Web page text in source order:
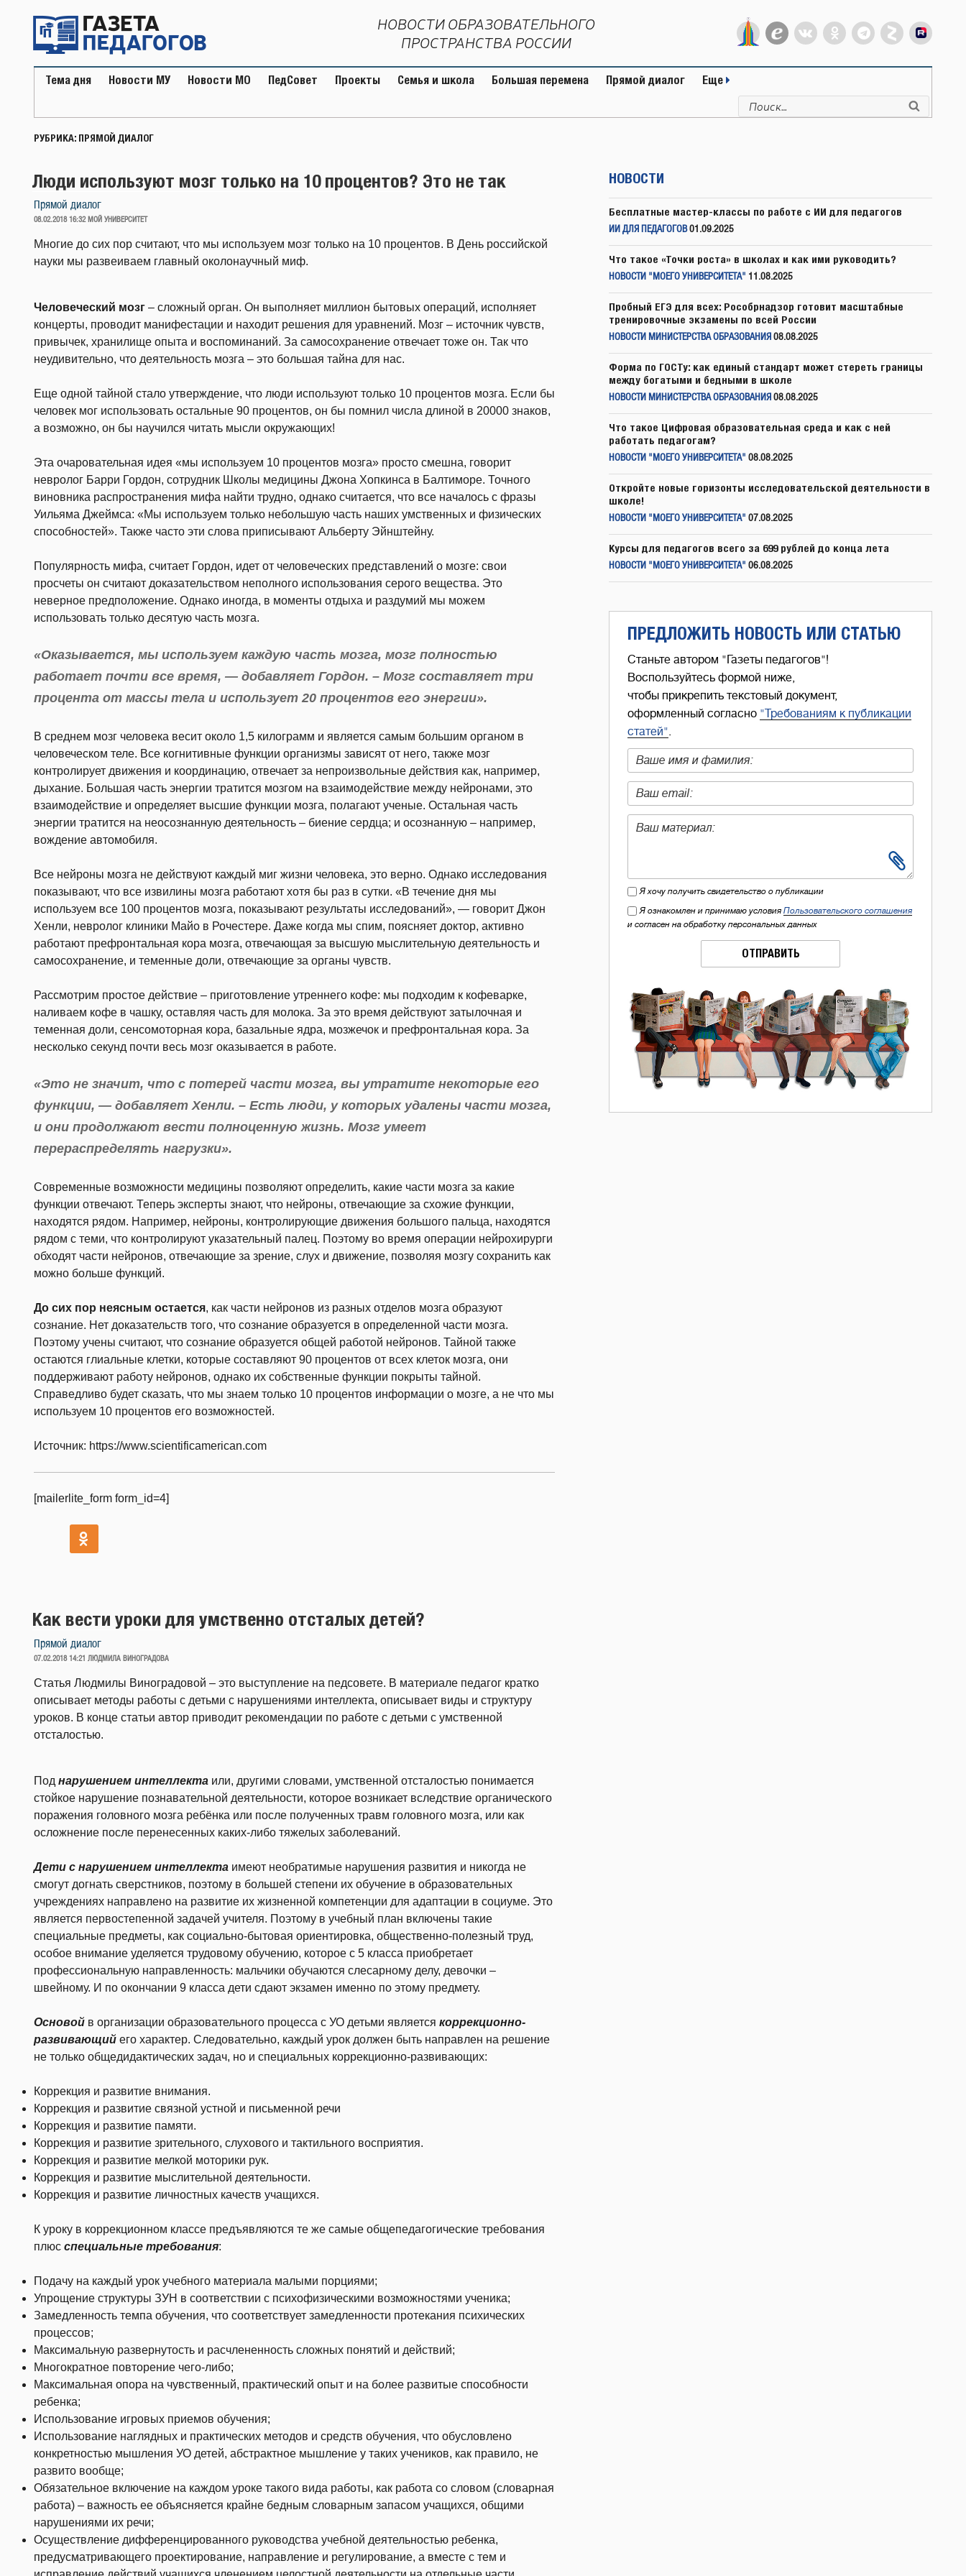
содержимому
НОВОСТИ ОБРАЗОВАТЕЛЬНОГО
ПРОСТРАНСТВА РОССИИ
Тема дня Новости МУ Новости МО ПедСовет Проекты Семья и школа Большая перемена Прямой диалог Еще
Искать:
РУБРИКА: ПРЯМОЙ ДИАЛОГ
Люди используют мозг только на 10 процентов? Это не так
Прямой диалог
ОПУБЛИКОВАНО
08.02.2018 16:32 МОЙ УНИВЕРСИТЕТ
Многие до сих пор считают, что мы используем мозг только на 10 процентов. В День российской
науки мы развеиваем главный околонаучный миф.
Человеческий мозг – сложный орган. Он выполняет миллион бытовых операций, исполняет
концерты, проводит манифестации и находит решения для уравнений. Мозг – источник чувств,
привычек, хранилище опыта и воспоминаний. За самосохранение отвечает тоже он. Так что
неудивительно, что деятельность мозга – это большая тайна для нас.
Еще одной тайной стало утверждение, что люди используют только 10 процентов мозга. Если бы
человек мог использовать остальные 90 процентов, он бы помнил числа длиной в 20000 знаков,
а возможно, он бы научился читать мысли окружающих!
Эта очаровательная идея «мы используем 10 процентов мозга» просто смешна, говорит
невролог Барри Гордон, сотрудник Школы медицины Джона Хопкинса в Балтиморе. Точного
виновника распространения мифа найти трудно, однако считается, что все началось с фразы
Уильяма Джеймса: «Мы используем только небольшую часть наших умственных и физических
способностей». Также часто эти слова приписывают Альберту Эйнштейну.
Популярность мифа, считает Гордон, идет от человеческих представлений о мозге: свои
просчеты он считают доказательством неполного использования серого вещества. Это
неверное предположение. Однако иногда, в моменты отдыха и раздумий мы можем
использовать только десятую часть мозга.
«Оказывается, мы используем каждую часть мозга, мозг полностью
работает почти все время, — добавляет Гордон. – Мозг составляет три
процента от массы тела и использует 20 процентов его энергии».
В среднем мозг человека весит около 1,5 килограмм и является самым большим органом в
человеческом теле. Все когнитивные функции организмы зависят от него, также мозг
контролирует движения и координацию, отвечает за непроизвольные действия как, например,
дыхание. Большая часть энергии тратится мозгом на взаимодействие между нейронами, это
взаимодействие и определяет высшие функции мозга, полагают ученые. Остальная часть
энергии тратится на неосознанную деятельность – биение сердца; и осознанную – например,
вождение автомобиля.
Все нейроны мозга не действуют каждый миг жизни человека, это верно. Однако исследования
показывают, что все извилины мозга работают хотя бы раз в сутки. «В течение дня мы
используем все 100 процентов мозга, показывают результаты исследований», — говорит Джон
Хенли, невролог клиники Майо в Рочестере. Даже когда мы спим, поясняет доктор, активно
работают префронтальная кора мозга, отвечающая за высшую мыслительную деятельность и
самосохранение, и теменные доли, отвечающие за органы чувств.
Рассмотрим простое действие – приготовление утреннего кофе: мы подходим к кофеварке,
наливаем кофе в чашку, оставляя часть для молока. За это время действуют затылочная и
теменная доли, сенсомоторная кора, базальные ядра, мозжечок и префронтальная кора. За
несколько секунд почти весь мозг оказывается в работе.
«Это не значит, что с потерей части мозга, вы утратите некоторые его
функции, — добавляет Хенли. – Есть люди, у которых удалены части мозга,
и они продолжают вести полноценную жизнь. Мозг умеет
перераспределять нагрузки».
Современные возможности медицины позволяют определить, какие части мозга за какие
функции отвечают. Теперь эксперты знают, что нейроны, отвечающие за схожие функции,
находятся рядом. Например, нейроны, контролирующие движения большого пальца, находятся
рядом с теми, что контролируют указательный палец. Поэтому во время операции нейрохирурги
обходят части нейронов, отвечающие за зрение, слух и движение, позволяя мозгу сохранить как
можно больше функций.
До сих пор неясным остается, как части нейронов из разных отделов мозга образуют
сознание. Нет доказательств того, что сознание образуется в определенной части мозга.
Поэтому учены считают, что сознание образуется общей работой нейронов. Тайной также
остаются глиальные клетки, которые составляют 90 процентов от всех клеток мозга, они
поддерживают работу нейронов, однако их собственные функции покрыты тайной.
Справедливо будет сказать, что мы знаем только 10 процентов информации о мозге, а не что мы
используем 10 процентов его возможностей.
Источник: https://www.scientificamerican.com
[mailerlite_form form_id=4]
Как вести уроки для умственно отсталых детей?
Прямой диалог
ОПУБЛИКОВАНО
07.02.2018 14:21 ЛЮДМИЛА ВИНОГРАДОВА
Статья Людмилы Виноградовой – это выступление на педсовете. В материале педагог кратко
описывает методы работы с детьми с нарушениями интеллекта, описывает виды и структуру
уроков. В конце статьи автор приводит рекомендации по работе с детьми с умственной
отсталостью.
Под нарушением интеллекта или, другими словами, умственной отсталостью понимается
стойкое нарушение познавательной деятельности, которое возникает вследствие органического
поражения головного мозга ребёнка или после полученных травм головного мозга, или как
осложнение после перенесенных каких-либо тяжелых заболеваний.
Дети с нарушением интеллекта имеют необратимые нарушения развития и никогда не
смогут догнать сверстников, поэтому в большей степени их обучение в образовательных
учреждениях направлено на развитие их жизненной компетенции для адаптации в социуме. Это
является первостепенной задачей учителя. Поэтому в учебный план включены такие
специальные предметы, как социально-бытовая ориентировка, общественно-полезный труд,
особое внимание уделяется трудовому обучению, которое с 5 класса приобретает
профессиональную направленность: мальчики обучаются слесарному делу, девочки –
швейному. И по окончании 9 класса дети сдают экзамен именно по этому предмету.
Основой в организации образовательного процесса с УО детьми является коррекционно-
развивающий его характер. Следовательно, каждый урок должен быть направлен на решение
не только общедидактических задач, но и специальных коррекционно-развивающих:
Коррекция и развитие внимания.
Коррекция и развитие связной устной и письменной речи
Коррекция и развитие памяти.
Коррекция и развитие зрительного, слухового и тактильного восприятия.
Коррекция и развитие мелкой моторики рук.
Коррекция и развитие мыслительной деятельности.
Коррекция и развитие личностных качеств учащихся.
К уроку в коррекционном классе предъявляются те же самые общепедагогические требования
плюс специальные требования:
Подачу на каждый урок учебного материала малыми порциями;
Упрощение структуры ЗУН в соответствии с психофизическими возможностями ученика;
Замедленность темпа обучения, что соответствует замедленности протекания психических
процессов;
Максимальную развернутость и расчлененность сложных понятий и действий;
Многократное повторение чего-либо;
Максимальная опора на чувственный, практический опыт и на более развитые способности
ребенка;
Использование игровых приемов обучения;
Использование наглядных и практических методов и средств обучения, что обусловлено
конкретностью мышления УО детей, абстрактное мышление у таких учеников, как правило, не
развито вообще;
Обязательное включение на каждом уроке такого вида работы, как работа со словом (словарная
работа) – важность ее объясняется крайне бедным словарным запасом учащихся, общими
нарушениями их речи;
Осуществление дифференцированного руководства учебной деятельностью ребенка,
предусматривающего проектирование, направление и регулирование, а вместе с тем и
НОВОСТИ
Бесплатные мастер-классы по работе с ИИ для педагогов
ИИ ДЛЯ ПЕДАГОГОВ 01.09.2025
Что такое «Точки роста» в школах и как ими руководить?
НОВОСТИ "МОЕГО УНИВЕРСИТЕТА" 11.08.2025
Пробный ЕГЭ для всех: Рособрнадзор готовит масштабные
тренировочные экзамены по всей России
НОВОСТИ МИНИСТЕРСТВА ОБРАЗОВАНИЯ 08.08.2025
Форма по ГОСТу: как единый стандарт может стереть границы
между богатыми и бедными в школе
НОВОСТИ МИНИСТЕРСТВА ОБРАЗОВАНИЯ 08.08.2025
Что такое Цифровая образовательная среда и как с ней
работать педагогам?
НОВОСТИ "МОЕГО УНИВЕРСИТЕТА" 08.08.2025
Откройте новые горизонты исследовательской деятельности в
школе!
НОВОСТИ "МОЕГО УНИВЕРСИТЕТА" 07.08.2025
Курсы для педагогов всего за 699 рублей до конца лета
НОВОСТИ "МОЕГО УНИВЕРСИТЕТА" 06.08.2025
ПРЕДЛОЖИТЬ НОВОСТЬ ИЛИ СТАТЬЮ
Станьте автором "Газеты педагогов"!
Воспользуйтесь формой ниже,
чтобы прикрепить текстовый документ,
оформленный согласно "Требованиям к публикации
статей"
Я хочу получить свидетельство о публикации
Я ознакомлен и принимаю условия Пользовательского соглашения
и согласен на обработку персональных данных
ОТПРАВИТЬ